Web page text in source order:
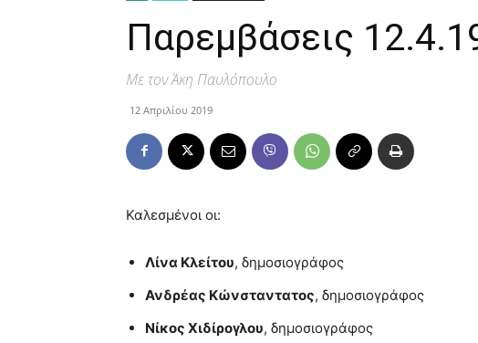
Παρεμβάσεις
Με τον Άκη Παυλόπουλο
12 Απριλίου 2019
Καλεσμένοι οι:
Λίνα Κλείτου, δημοσιογράφος
Ανδρέας Κώνσταντατος, δημοσιογράφος
Νίκος Χιδίρογλου, δημοσιογράφος